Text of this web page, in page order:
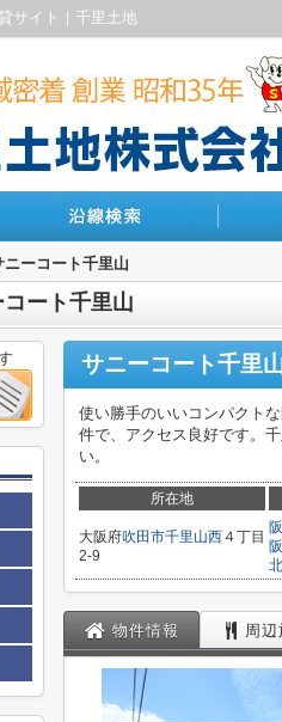
サイト｜千里土地
ニーコート千里山
ート千里山
サニーコート千里
使い勝手のいいコンパクト
件で、アクセス良好です。
い。
所在地
大阪府吹田市千里山西４丁目
2-9
物件情報 周